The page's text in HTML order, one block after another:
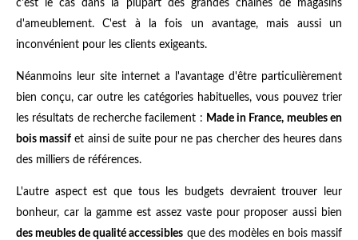
c'est le cas dans la plupart des grandes chaînes de magasins
d'ameublement. C'est à la fois un avantage, mais aussi un
inconvénient pour les clients exigeants.
Néanmoins leur site internet a l'avantage d'être particulièrement
bien conçu, car outre les catégories habituelles, vous pouvez trier
les résultats de recherche facilement : Made in France, meubles en
bois massif et ainsi de suite pour ne pas chercher des heures dans
des milliers de références.
L'autre aspect est que tous les budgets devraient trouver leur
bonheur, car la gamme est assez vaste pour proposer aussi bien
des meubles de qualité accessibles que des modèles en bois massif